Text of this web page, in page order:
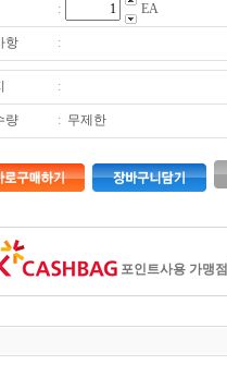
: EA
항 :
:
량 : 무제한
포인트사용 가맹점